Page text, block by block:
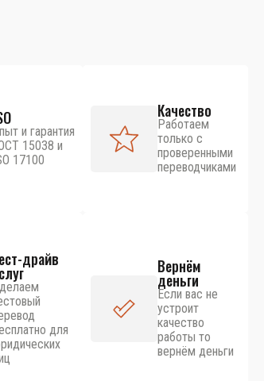
и гарантия
15038 и
17100
Качество
Работаем
только с
проверенными
переводчиками
драйв
для
Вернём
деньги
Если вас не
устроит
качество
работы то
вернём деньги